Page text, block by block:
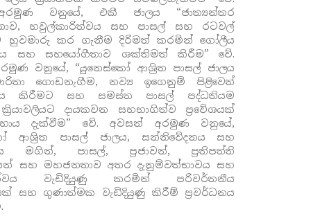
අරමුණ වනුයේ, එකී ජාලය “ජාත්‍යන්තර
, හවුල්කාරිත්වය සහ පාසල් සහ රටවල්
හුවමාරු කර ගැනීම දිරිමත් කරමින් ගෝලීය
සහ සහයෝගීතාව ශක්තිමත් කිරීම” වේ.
වනුයේ, “යුනෙස්කෝ ආශ්‍රිත පාසල් ජාලය
ගොඩනැගීම, නව්‍ය ඉගෙනුම් පිළිවෙත්
කිරීමට සහ සමස්ත පාසල් පද්ධතියම
දායකවන සහභාගිත්ව ප්‍රවේශයක්
දැක්වීම” වේ. අවසන් අරමුණ වනුයේ,
ආශ්‍රිත පාසල් ජාලය, සන්නිවේදනය සහ
මගින්, පාසල්, ප්‍රජාවන්, ප්‍රතිපත්ති
සහ මහජනතාව අතර දැනුම්වත්භාවය සහ
වැඩිදියුණු කරමින් පරිවර්තනීය
සහ ගුණාත්මක වැඩිදියුණු කිරීම් ප්‍රවර්ධනය